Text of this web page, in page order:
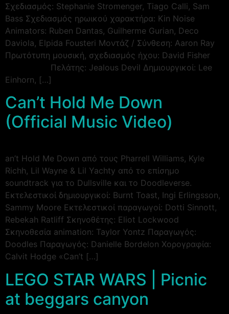
Σχεδιασμός: Stephanie Stromenger, Tiago Calli, Sam
Bass Σχεδιασμός ηρωικού χαρακτήρα: Kin Noise
Animators: Ruben Dantas, Guilherme Gurian, Deco
Daviola, Elpida Fousteri Μοντάζ / Σύνθεση: Aaron Ray
Πρωτότυπη μουσική, σχεδιασμός ήχου: David Fisher
⠀⠀⠀⠀⠀⠀⠀ Πελάτης: Jealous Devil Δημιουργικοί: Lee
Einhorn, […]
Can’t Hold Me Down
(Official Music Video)
an’t Hold Me Down από τους Pharrell Williams, Kyle
Richh, Lil Wayne & Lil Yachty από το επίσημο
soundtrack για το Dullsville και το Doodleverse.
Εκτελεστικοί δημιουργικοί: Burnt Toast, Ingi Erlingsson,
Sammy Moore Εκτελεστικοί παραγωγοί: Dotti Sinnott,
Rebekah Ratliff Σκηνοθέτης: Eliot Lockwood
Σκηνοθεσία animation: Taylor Yontz Παραγωγός:
Doodles Παραγωγός: Danielle Bordelon Χορογραφία:
Calvit Hodge «Can’t […]
LEGO STAR WARS | Picnic
at beggars canyon